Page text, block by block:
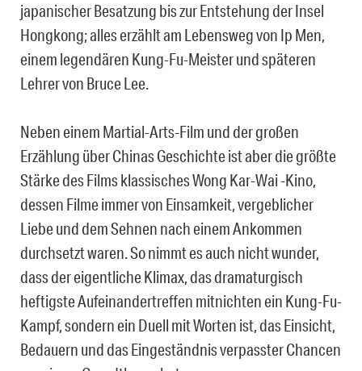
japanischer Besatzung bis zur Entstehung der Insel
Hongkong; alles erzählt am Lebensweg von Ip Men,
einem legendären Kung-Fu-Meister und späteren
Lehrer von Bruce Lee.
Neben einem Martial-Arts-Film und der großen
Erzählung über Chinas Geschichte ist aber die größte
Stärke des Films klassisches Wong Kar-Wai -Kino,
dessen Filme immer von Einsamkeit, vergeblicher
Liebe und dem Sehnen nach einem Ankommen
durchsetzt waren. So nimmt es auch nicht wunder,
dass der eigentliche Klimax, das dramaturgisch
heftigste Aufeinandertreffen mitnichten ein Kung-Fu-
Kampf, sondern ein Duell mit Worten ist, das Einsicht,
Bedauern und das Eingeständnis verpasster Chancen